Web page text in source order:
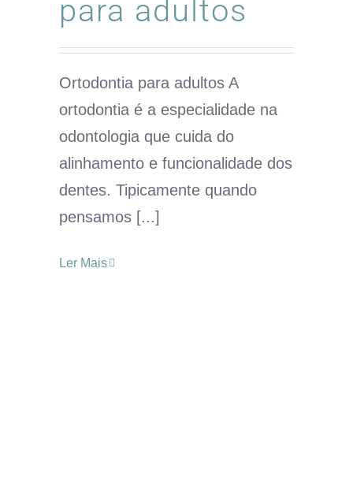
para adultos
Ortodontia para adultos A
ortodontia é a especialidade na
odontologia que cuida do
alinhamento e funcionalidade dos
dentes. Tipicamente quando
pensamos [...]
Ler Mais